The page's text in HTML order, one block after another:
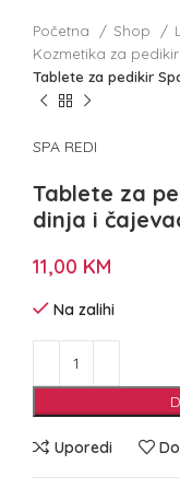
Početna Shop
Kozmetika za pedikir
Tablete za pedikir
SPA REDI
Tablete za
dinja i
11,00 KM
Na zalihi
Uporedi